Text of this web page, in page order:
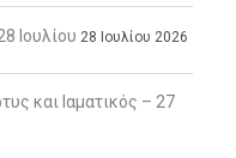
Ιουλίου 28 Ιουλίου 2026
και Ιαματικός – 27